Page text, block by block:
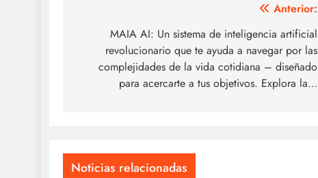
entradas
Anterior:
MAIA AI: Un sistema de inteligencia artificial
revolucionario que te ayuda a navegar por las
complejidades de la vida cotidiana – diseñado
para acercarte a tus objetivos. Explora la…
Noticias relacionadas